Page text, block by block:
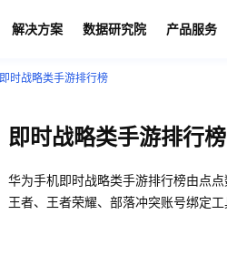
解决方案 数据研究院 产品服务
即时战略类手游排行榜
即时战略类手游排行榜
华为手机即时战略类手游排行榜由点
王者、王者荣耀、部落冲突账号绑定